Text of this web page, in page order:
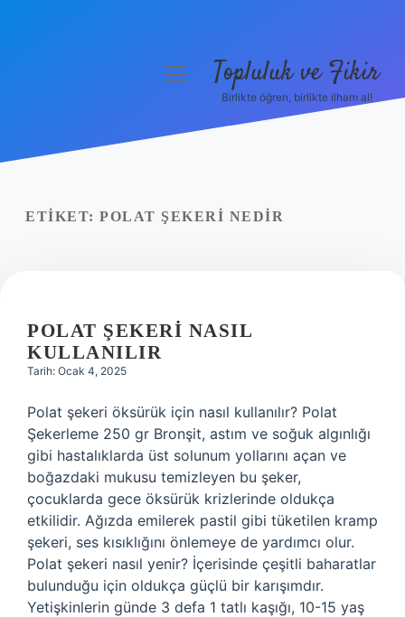
Yasal Uyarı
menüyüTopluluk ve Fikir
Birlikte öğren, birlikte ilham al!
ETIKET: POLAT ŞEKERI NEDIR
POLAT ŞEKERI NASIL
KULLANILIR
Tarih: Ocak 4, 2025
Polat şekeri öksürük için nasıl kullanılır? Polat
Şekerleme 250 gr Bronşit, astım ve soğuk algınlığı
gibi hastalıklarda üst solunum yollarını açan ve
boğazdaki mukusu temizleyen bu şeker,
çocuklarda gece öksürük krizlerinde oldukça
etkilidir. Ağızda emilerek pastil gibi tüketilen kramp
şekeri, ses kısıklığını önlemeye de yardımcı olur.
Polat şekeri nasıl yenir? İçerisinde çeşitli baharatlar
bulunduğu için oldukça güçlü bir karışımdır.
Yetişkinlerin günde 3 defa 1 tatlı kaşığı, 10-15 yaş